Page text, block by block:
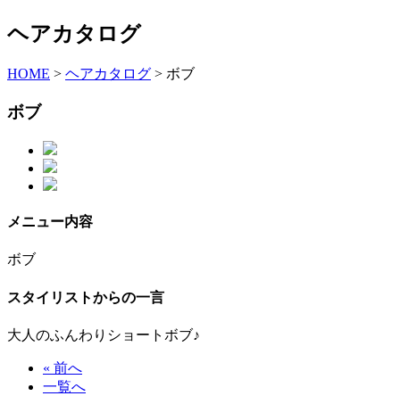
ヘアカタログ
HOME > ヘアカタログ > ボブ
ボブ
メニュー内容
ボブ
スタイリストからの一言
大人のふんわりショートボブ♪
« 前へ
一覧へ